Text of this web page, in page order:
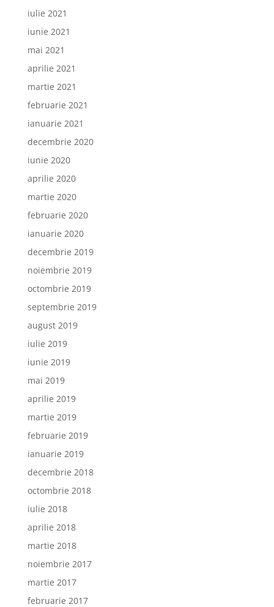
iulie 2021
iunie 2021
mai 2021
aprilie 2021
martie 2021
februarie 2021
ianuarie 2021
decembrie 2020
iunie 2020
aprilie 2020
martie 2020
februarie 2020
ianuarie 2020
decembrie 2019
noiembrie 2019
octombrie 2019
septembrie 2019
august 2019
iulie 2019
iunie 2019
mai 2019
aprilie 2019
martie 2019
februarie 2019
ianuarie 2019
decembrie 2018
octombrie 2018
iulie 2018
aprilie 2018
martie 2018
noiembrie 2017
martie 2017
februarie 2017